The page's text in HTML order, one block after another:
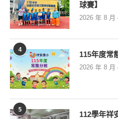
球賽】
2026 年 8 月
4
115年度常
2026 年 8 月
5
112學年祥